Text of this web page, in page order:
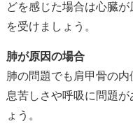
どを感じた場合は心臓
を受けましょう。
肺が原因の場合
肺の問題でも肩甲骨の内
息苦しさや呼吸に問題
ょう。